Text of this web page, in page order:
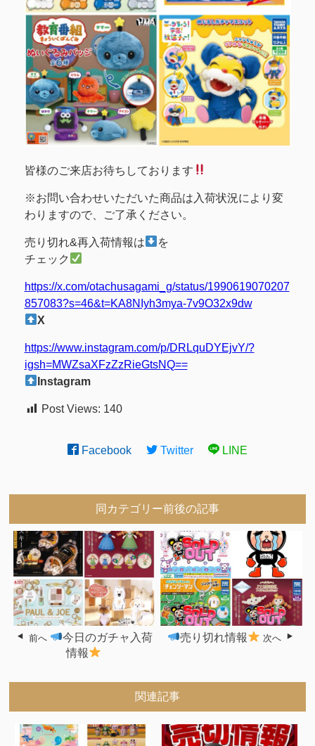
皆様のご来店お待ちしております
※お問い合わせいただいた商品は入荷状況により変
わりますので、ご了承ください。
売り切れ&再入荷情報は
を
チェック
https://x.com/otachusagami_g/status/1990619070207
857083?s=46&t=KA8NIyh3mya-7v9O32x9dw
X
https://www.instagram.com/p/DRLquDYEjvY/?
igsh=MWZsaXFzZzRieGtsNQ==
Instagram
Post Views: 140
Facebook Twitter LINE
同カテゴリー前後の記事
前へ
今日のガチャ入荷
情報
売り切れ情報 次へ
関連記事